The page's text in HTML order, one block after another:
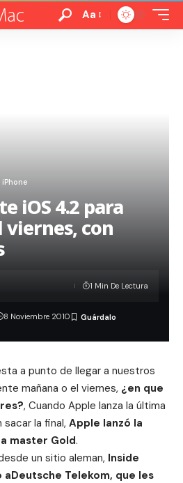
Aa
iPhone
iOS 4.2 para
viernes, con
8 Noviembre 2010
1 Min De Lectura
a punto de llegar a nuestros
mañana o el viernes, ¿en que
, Cuando Apple lanza la última
la final, Apple lanzó la
master Gold.
un sitio aleman, Inside
aDeutsche Telekom, que les